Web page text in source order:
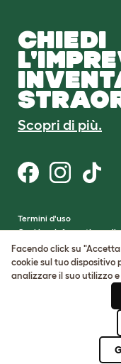
CHIEDI
Scopri di più.
Termini d'uso
Cookie e Informativa
Cookie Settings
Mappa del sito
Numero di registrazione
Facendo click su
cookie sul tuo dispositivo
analizzare il suo utilizzo